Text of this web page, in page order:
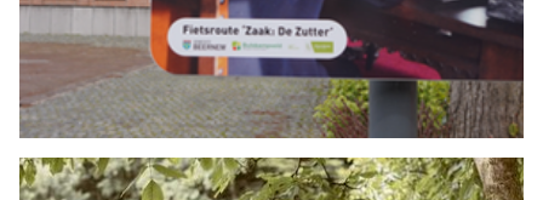
DOEN